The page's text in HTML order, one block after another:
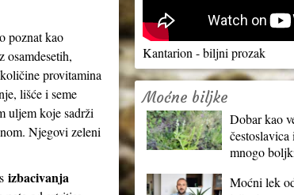
poznat kao
osamdesetih,
provitamina
lišće i seme
uljem koje sadrži
Njegovi zeleni
izbacivanja
Kantarion - biljni prozak
Moćne biljke
Dobar kao
mnogo
Moćni lek